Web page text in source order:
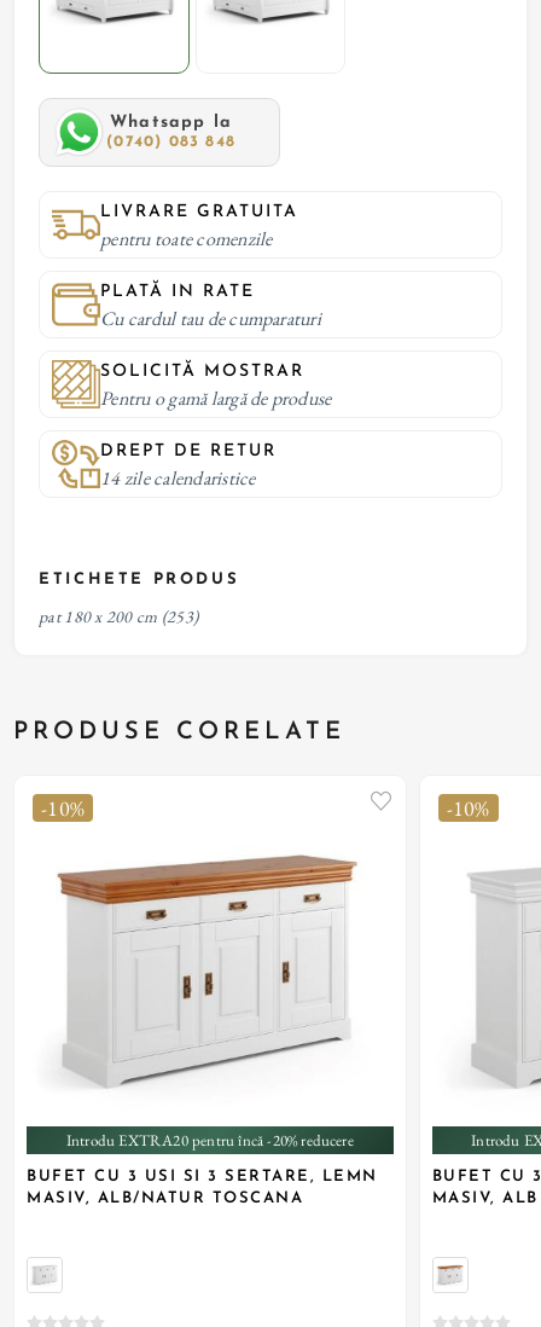
Whatsapp la
(0740) 083 848
LIVRARE GRATUITA
pentru toate comenzile
PLATĂ IN RATE
Cu cardul tau de cumparaturi
SOLICITĂ MOSTRAR
Pentru o gamă largă de produse
DREPT DE RETUR
14 zile calendaristice
ETICHETE PRODUS
pat 180 x 200 cm (253)
PRODUSE CORELATE
-10%
Introdu EXTRA20 pentru încă -20% reducere
BUFET CU 3 USI SI 3 SERTARE, LEMN
MASIV, ALB/NATUR TOSCANA
-10%
Introdu
BUFET CU
MASIV,